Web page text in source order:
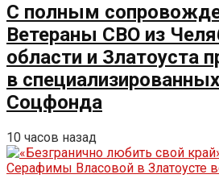
С полным
Ветераны СВО из
области и Златоуста
в
Соцфонда
10 часов назад